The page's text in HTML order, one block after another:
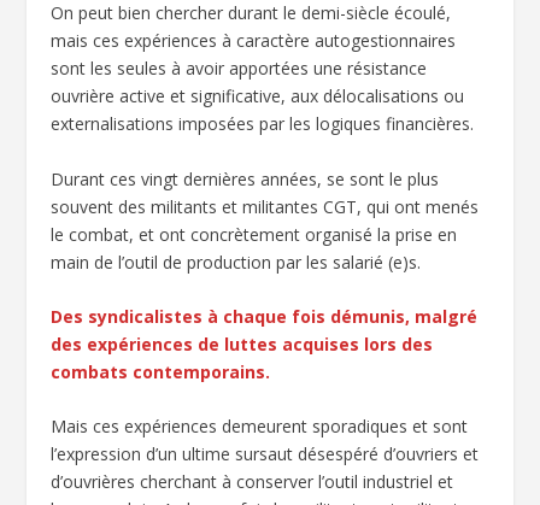
On peut bien chercher durant le demi-siècle écoulé,
mais ces expériences à caractère autogestionnaires
sont les seules à avoir apportées une résistance
ouvrière active et significative, aux délocalisations ou
externalisations imposées par les logiques financières.
Durant ces vingt dernières années, se sont le plus
souvent des militants et militantes CGT, qui ont menés
le combat, et ont concrètement organisé la prise en
main de l’outil de production par les salarié (e)s.
Des syndicalistes à chaque fois démunis, malgré
des expériences de luttes acquises lors des
combats contemporains.
Mais ces expériences demeurent sporadiques et sont
l’expression d’un ultime sursaut désespéré d’ouvriers et
d’ouvrières cherchant à conserver l’outil industriel et